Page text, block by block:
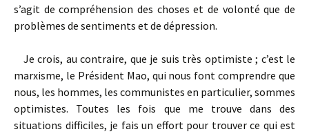
s’agit de compréhension des choses et de volonté que de
problèmes de sentiments et de dépression.
Je crois, au contraire, que je suis très optimiste ; c’est le
marxisme, le Président Mao, qui nous font comprendre que
nous, les hommes, les communistes en particulier, sommes
optimistes. Toutes les fois que me trouve dans des
situations difficiles, je fais un effort pour trouver ce qui est